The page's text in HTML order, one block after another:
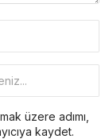
üzere adımı,
kaydet.